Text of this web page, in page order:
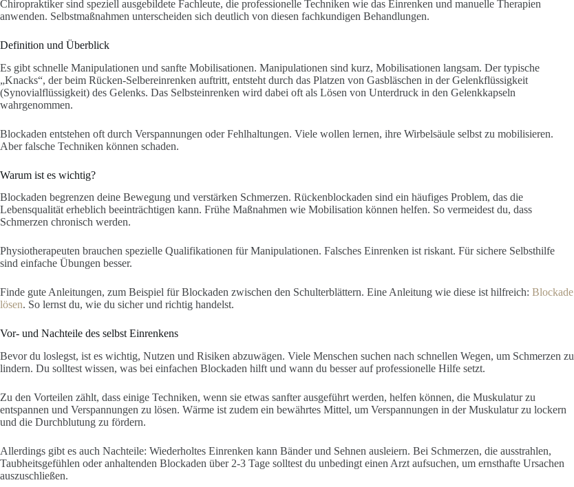
Chiropraktiker sind speziell ausgebildete Fachleute, die professionelle Techniken wie das Einrenken und manuelle Therapien
anwenden. Selbstmaßnahmen unterscheiden sich deutlich von diesen fachkundigen Behandlungen.
Definition und Überblick
Es gibt schnelle Manipulationen und sanfte Mobilisationen. Manipulationen sind kurz, Mobilisationen langsam. Der typische
„Knacks“, der beim Rücken-Selbereinrenken auftritt, entsteht durch das Platzen von Gasbläschen in der Gelenkflüssigkeit
(Synovialflüssigkeit) des Gelenks. Das Selbsteinrenken wird dabei oft als Lösen von Unterdruck in den Gelenkkapseln
wahrgenommen.
Blockaden entstehen oft durch Verspannungen oder Fehlhaltungen. Viele wollen lernen, ihre Wirbelsäule selbst zu mobilisieren.
Aber falsche Techniken können schaden.
Warum ist es wichtig?
Blockaden begrenzen deine Bewegung und verstärken Schmerzen. Rückenblockaden sind ein häufiges Problem, das die
Lebensqualität erheblich beeinträchtigen kann. Frühe Maßnahmen wie Mobilisation können helfen. So vermeidest du, dass
Schmerzen chronisch werden.
Physiotherapeuten brauchen spezielle Qualifikationen für Manipulationen. Falsches Einrenken ist riskant. Für sichere Selbsthilfe
sind einfache Übungen besser.
Finde gute Anleitungen, zum Beispiel für Blockaden zwischen den Schulterblättern. Eine Anleitung wie diese ist hilfreich: Blockade
lösen. So lernst du, wie du sicher und richtig handelst.
Vor- und Nachteile des selbst Einrenkens
Bevor du loslegst, ist es wichtig, Nutzen und Risiken abzuwägen. Viele Menschen suchen nach schnellen Wegen, um Schmerzen zu
lindern. Du solltest wissen, was bei einfachen Blockaden hilft und wann du besser auf professionelle Hilfe setzt.
Zu den Vorteilen zählt, dass einige Techniken, wenn sie etwas sanfter ausgeführt werden, helfen können, die Muskulatur zu
entspannen und Verspannungen zu lösen. Wärme ist zudem ein bewährtes Mittel, um Verspannungen in der Muskulatur zu lockern
und die Durchblutung zu fördern.
Allerdings gibt es auch Nachteile: Wiederholtes Einrenken kann Bänder und Sehnen ausleiern. Bei Schmerzen, die ausstrahlen,
Taubheitsgefühlen oder anhaltenden Blockaden über 2-3 Tage solltest du unbedingt einen Arzt aufsuchen, um ernsthafte Ursachen
auszuschließen.